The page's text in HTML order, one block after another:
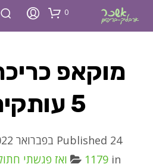
0
מוקאפ
5 עותקים(4)
Published 24 בפברואר 2022
1179in